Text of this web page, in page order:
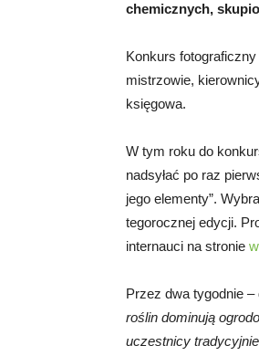
chemicznych,
Konkurs fotograficzny
mistrzowie,
księgowa.
W tym roku do
nadsyłać po raz
jego elementy”.
tegorocznej edycji.
internauci na stronie
Przez dwa tygodnie
roślin dominują
uczestnicy